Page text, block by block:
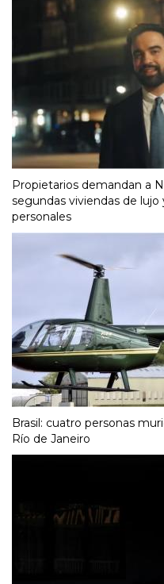
Propietarios demandan a
segundas viviendas de
personales
Brasil: cuatro personas
Río de Janeiro